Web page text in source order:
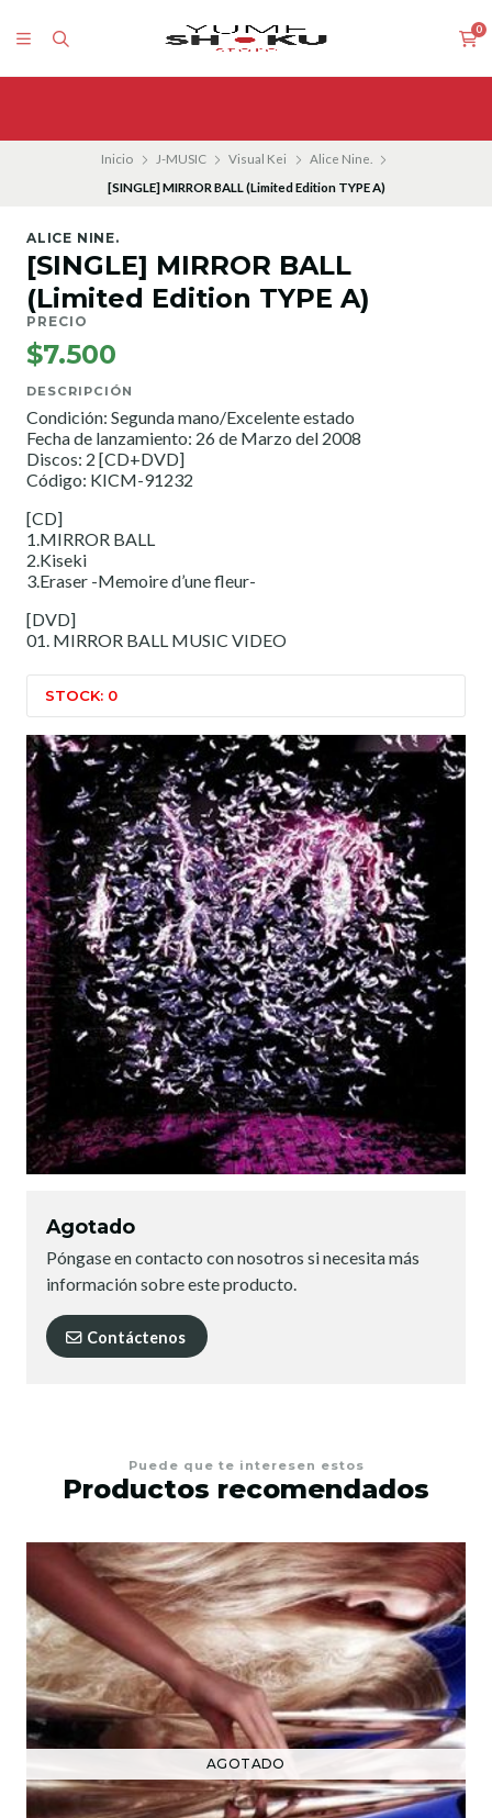
0
Inicio J-MUSIC Visual Kei
Alice Nine.
[SINGLE] MIRROR BALL (Limited Edition TYPE A)
ALICE NINE.
[SINGLE] MIRROR BALL
(Limited Edition TYPE A)
PRECIO
$7.500
DESCRIPCIÓN
Condición: Segunda mano/Excelente estado
Fecha de lanzamiento: 26 de Marzo del 2008
Discos: 2 [CD+DVD]
Código: KICM-91232
[CD]
1.MIRROR BALL
2.Kiseki
3.Eraser -Memoire d’une fleur-
[DVD]
01. MIRROR BALL MUSIC VIDEO
STOCK: 0
Agotado
Póngase en contacto con nosotros si necesita más
información sobre este producto.
Contáctenos
Puede que te interesen estos
Productos recomendados
AGOTADO